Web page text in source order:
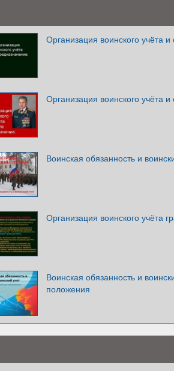
Организация воинского учёта
Организация воинского учёта
Воинская обязанность и
Организация воинского учёта
Воинская обязанность и
положения